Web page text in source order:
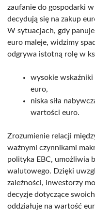
zaufanie do gospodarki
decydują się na zakup
W sytuacjach, gdy
euro maleje, widzimy
odgrywa istotną rolę w
wysokie wskaźniki
euro,
niska siła
wartości euro.
Zrozumienie relacji
ważnymi czynnikami
polityka EBC, umożliwia
walutowego. Dzięki
zależności, inwestorzy
decyzje dotyczące
oddziałuje na wartość